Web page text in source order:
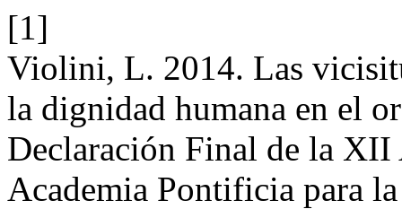
[1]
Violini, L. 2014. Las
la dignidad humana en el
Declaración Final de la XII
Academia Pontificia para